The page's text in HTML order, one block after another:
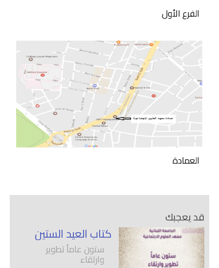
الفرع الأول
العمادة
قد يعجبك
كتاب العيد الستين
ستون عاماً تطوير
وارتقاء